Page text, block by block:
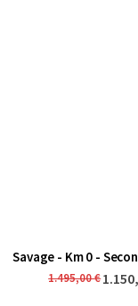
Savage - Km 0 -
1.495,00 €